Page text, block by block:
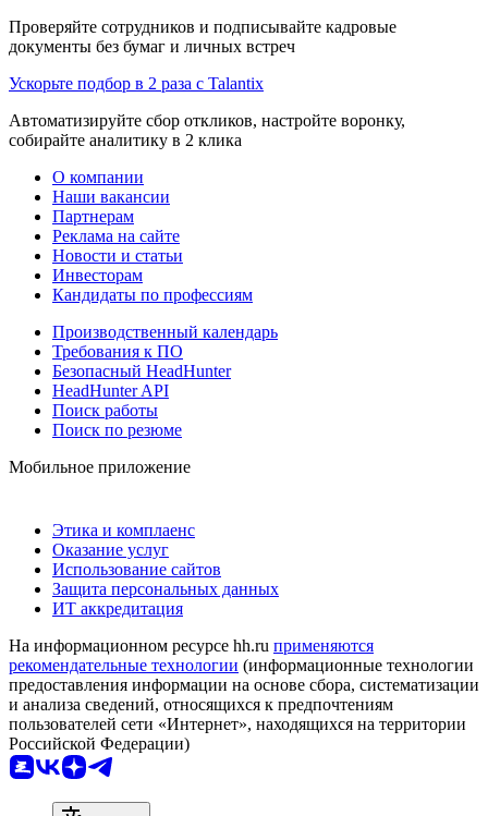
Проверяйте сотрудников и подписывайте кадровые
документы без бумаг и личных встреч
Ускорьте подбор в 2 раза с Talantix
Автоматизируйте сбор откликов, настройте воронку,
собирайте аналитику в 2 клика
О компании
Наши вакансии
Партнерам
Реклама на сайте
Новости и статьи
Инвесторам
Кандидаты по профессиям
Производственный календарь
Требования к ПО
Безопасный HeadHunter
HeadHunter API
Поиск работы
Поиск по резюме
Мобильное приложение
Этика и комплаенс
Оказание услуг
Использование сайтов
Защита персональных данных
ИТ аккредитация
На информационном ресурсе hh.ru применяются
рекомендательные технологии (информационные технологии
предоставления информации на основе сбора, систематизации
и анализа сведений, относящихся к предпочтениям
пользователей сети «Интернет», находящихся на территории
Российской Федерации)